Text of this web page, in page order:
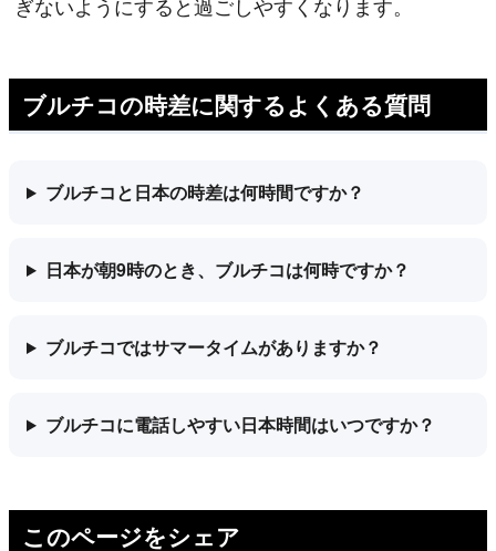
ぎないようにすると過ごしやすくなります。
ブルチコの時差に関するよくある質問
ブルチコと日本の時差は何時間ですか？
日本が朝9時のとき、ブルチコは何時ですか？
ブルチコではサマータイムがありますか？
ブルチコに電話しやすい日本時間はいつですか？
このページをシェア